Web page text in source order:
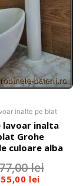
inalte pe blat
lavoar inalta
Grohe
culoare alba
lei
lei